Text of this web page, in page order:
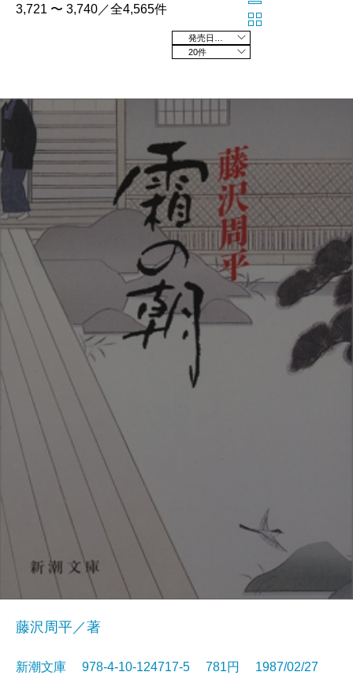
3,721 〜 3,740／全4,565件
20件
藤沢周平／著
新潮文庫 978-4-10-124717-5 781円 1987/02/27